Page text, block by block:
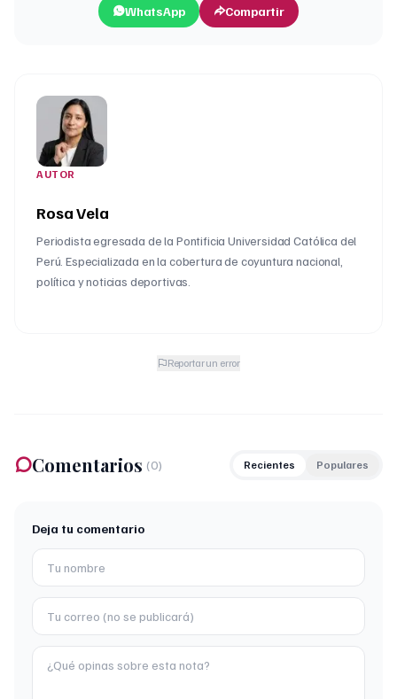
WhatsApp Compartir
AUTOR
Rosa Vela
Periodista egresada de la Pontificia Universidad Católica del
Perú. Especializada en la cobertura de coyuntura nacional,
política y noticias deportivas.
Reportar un error
Comentarios (0) Recientes Populares
Deja tu comentario